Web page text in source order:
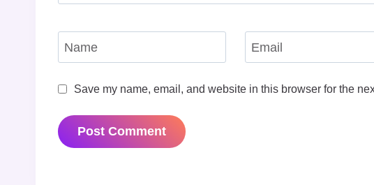
Name Email
Save my name, email, and website in this browser for the